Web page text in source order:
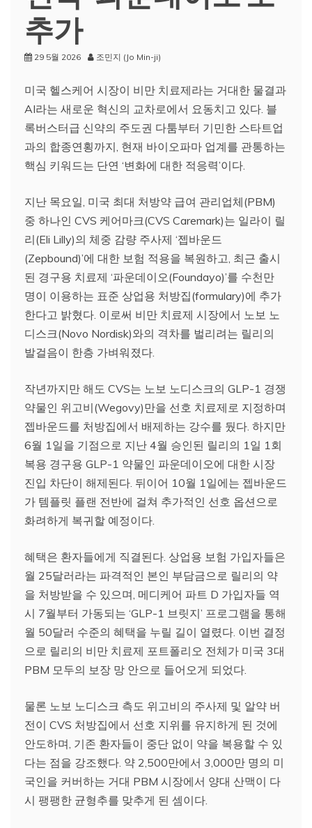
추가
29 5월 2026 조민지 (Jo Min-ji)
미국 헬스케어 시장이 비만 치료제라는 거대한 물결과
AI라는 새로운 혁신의 교차로에서 요동치고 있다. 블
록버스터급 신약의 주도권 다툼부터 기민한 스타트업
과의 합종연횡까지, 현재 바이오파마 업계를 관통하는
핵심 키워드는 단연 ‘변화에 대한 적응력’이다.
지난 목요일, 미국 최대 처방약 급여 관리업체(PBM)
중 하나인 CVS 케어마크(CVS Caremark)는 일라이 릴
리(Eli Lilly)의 체중 감량 주사제 ‘젭바운드
(Zepbound)’에 대한 보험 적용을 복원하고, 최근 출시
된 경구용 치료제 ‘파운데이오(Foundayo)’를 수천만
명이 이용하는 표준 상업용 처방집(formulary)에 추가
한다고 밝혔다. 이로써 비만 치료제 시장에서 노보 노
디스크(Novo Nordisk)와의 격차를 벌리려는 릴리의
발걸음이 한층 가벼워졌다.
작년까지만 해도 CVS는 노보 노디스크의 GLP-1 경쟁
약물인 위고비(Wegovy)만을 선호 치료제로 지정하며
젭바운드를 처방집에서 배제하는 강수를 뒀다. 하지만
6월 1일을 기점으로 지난 4월 승인된 릴리의 1일 1회
복용 경구용 GLP-1 약물인 파운데이오에 대한 시장
진입 차단이 해제된다. 뒤이어 10월 1일에는 젭바운드
가 템플릿 플랜 전반에 걸쳐 추가적인 선호 옵션으로
화려하게 복귀할 예정이다.
혜택은 환자들에게 직결된다. 상업용 보험 가입자들은
월 25달러라는 파격적인 본인 부담금으로 릴리의 약
을 처방받을 수 있으며, 메디케어 파트 D 가입자들 역
시 7월부터 가동되는 ‘GLP-1 브릿지’ 프로그램을 통해
월 50달러 수준의 혜택을 누릴 길이 열렸다. 이번 결정
으로 릴리의 비만 치료제 포트폴리오 전체가 미국 3대
PBM 모두의 보장 망 안으로 들어오게 되었다.
물론 노보 노디스크 측도 위고비의 주사제 및 알약 버
전이 CVS 처방집에서 선호 지위를 유지하게 된 것에
안도하며, 기존 환자들이 중단 없이 약을 복용할 수 있
다는 점을 강조했다. 약 2,500만에서 3,000만 명의 미
국인을 커버하는 거대 PBM 시장에서 양대 산맥이 다
시 팽팽한 균형추를 맞추게 된 셈이다.